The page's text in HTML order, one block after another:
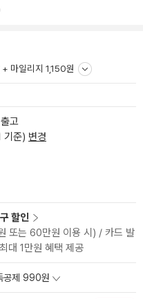
+ 마일리지 1,150원
고
기준) 변경
할인
또는 60만원 이용 시) / 카드 발
대 1만원 혜택 제공
공제 990원